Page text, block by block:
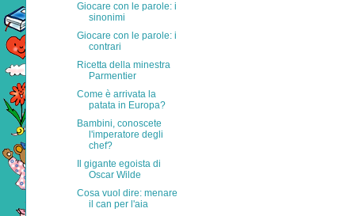
Giocare con le parole: i
sinonimi
Giocare con le parole: i
contrari
Ricetta della minestra
Parmentier
Come è arrivata la
patata in Europa?
Bambini, conoscete
l'imperatore degli
chef?
Il gigante egoista di
Oscar Wilde
Cosa vuol dire: menare
il can per l'aia